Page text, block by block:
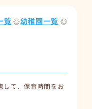
覧 ◎幼稚園一覧 ◎
して、保育時間をお